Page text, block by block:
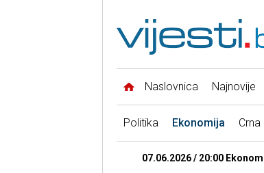
Naslovnica Najnovije
Politika Ekonomija Crna
07.06.2026 / 20:00